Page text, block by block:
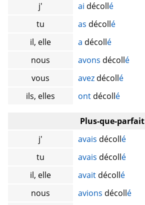
j'
ai décollé
tu
as décollé
il, elle
a décollé
nous
avons décollé
vous
avez décollé
ils, elles
ont décollé
Plus-que-parfait
j'
avais décollé
tu
avais décollé
il, elle
avait décollé
nous
avions décollé